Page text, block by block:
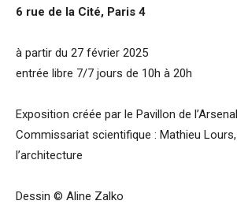
6 rue de la Cité, Paris 4
à partir du 27 février 2025
entrée libre 7/7 jours de 10h à 20h
Exposition créée par le Pavillon de l’Arsenal
Commissariat scientifique : Mathieu
l’architecture
Dessin © Aline Zalko